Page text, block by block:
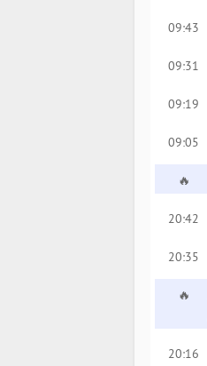
09:43
09:31
09:19
09:05
🔥
20:42
20:35
🔥
20:16